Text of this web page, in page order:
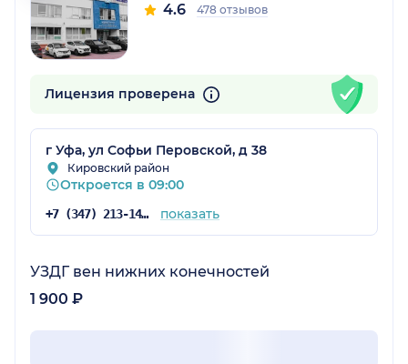
4.6 478 отзывов
Лицензия проверена
г Уфа, ул Софьи Перовской, д 38
Кировский район
Откроется в 09:00
+7 (347) 213-14-61 показать
УЗДГ вен нижних конечностей
1 900 ₽